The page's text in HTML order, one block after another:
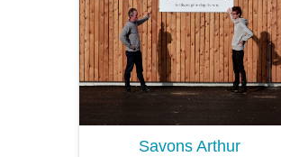
Savons Arthur